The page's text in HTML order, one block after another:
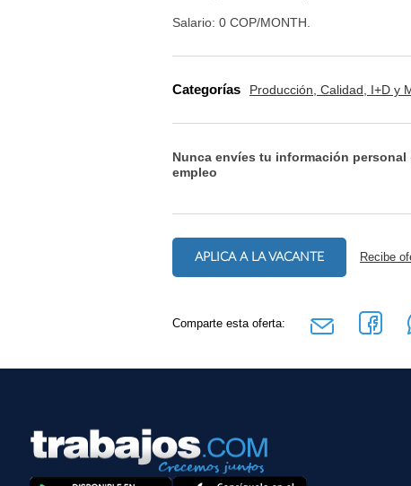
Salario: 0 COP/MONTH.
Categorías Producción, Calidad, I+D y
Nunca envíes tu información personal
empleo
APLICA A LA VACANTE Recibe
Comparte esta oferta: